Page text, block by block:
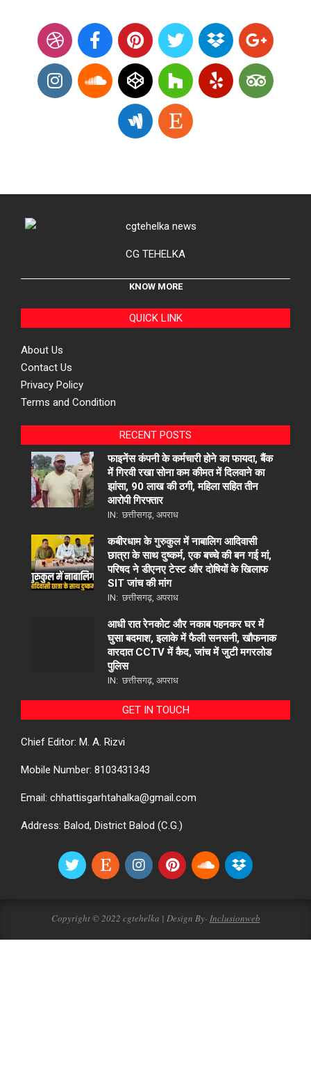
CG TEHELKA
KNOW MORE
QUICK LINK
About Us
Contact Us
Privacy Policy
Terms and Condition
RECENT POSTS
फाइनेंस कंपनी के कर्मचारी होने का फायदा, बैंक
में गिरवी रखा सोना कम कीमत में दिलवाने का
झांसा, 90 लाख की ठगी, महिला सहित तीन
आरोपी गिरफ्तार
IN: छत्तीसगढ़ अपराध
कबीरधाम के गुरुकुल में नाबालिग आदिवासी
छात्रा के साथ दुष्कर्म, एक बच्चे की बन गई मां,
परिषद ने डीएनए टेस्ट और दोषियों के खिलाफ
SIT जांच की मांग
IN: छत्तीसगढ़ अपराध
आधी रात रेनकोट और नकाब पहनकर घर में
घुसा बदमाश, इलाके में फैली सनसनी, खौफनाक
वारदात CCTV में कैद, जांच में जुटी मगरलोड
पुलिस
IN: छत्तीसगढ़ अपराध
GET IN TOUCH
Chief Editor: M. A. Rizvi
Mobile Number: 8103431343
Email: chhattisgarhtahalka@gmail.com
Address: Balod, District Balod (C.G.)
Copyright © 2022 cgtehelka | Design By-Inclusionweb